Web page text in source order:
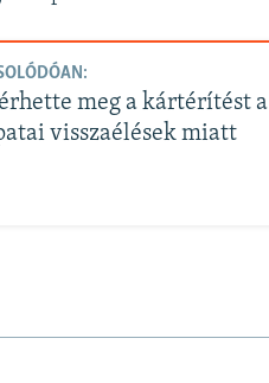
meg a kártérítést a
visszaélések miatt